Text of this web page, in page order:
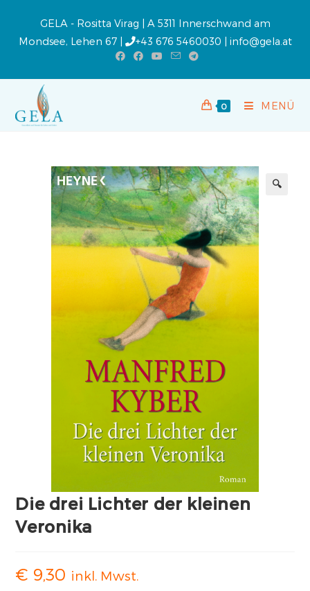
GELA - Rositta Virag | A 5311 Innerschwand am
Mondsee, Lehen 67 |
+43 676 5460030 | info@gela.at
0 MENÜ
Die drei Lichter der kleinen
Veronika
€ 9,30 inkl. Mwst.